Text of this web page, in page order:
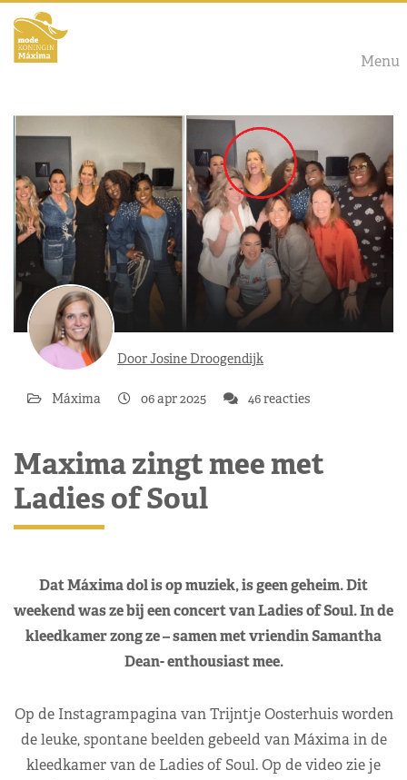
Menu
Door Josine Droogendijk
Máxima 06 apr 2025 46 reacties
Maxima zingt mee met
Ladies of Soul
Dat Máxima dol is op muziek, is geen geheim. Dit
weekend was ze bij een concert van Ladies of Soul. In de
kleedkamer zong ze – samen met vriendin Samantha
Dean- enthousiast mee.
Op de Instagrampagina van Trijntje Oosterhuis worden
de leuke, spontane beelden gebeeld van Máxima in de
kleedkamer van de Ladies of Soul. Op de video zie je